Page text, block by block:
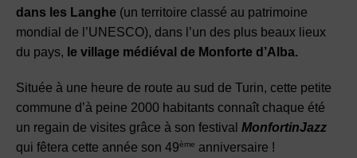
dans les Langhe (un territoire classé au patrimoine
mondial de l’UNESCO), dans l’un des plus beaux lieux
du pays, le village médiéval de Monforte d’Alba.
Située à une heure de route au sud de Turin, cette petite
commune d’à peine 2000 habitants connaît chaque été
un regain de visites grâce à son festival MonfortinJazz
qui fêtera cette année son 49ème anniversaire !